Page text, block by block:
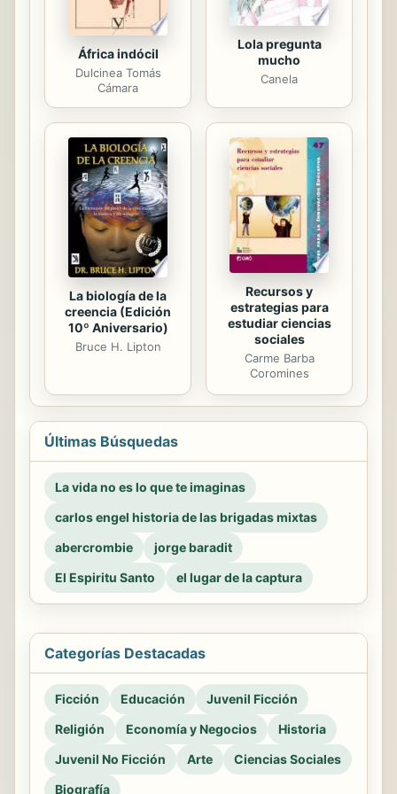
África indócil
Dulcinea Tomás
Cámara
Lola pregunta
mucho
Canela
La biología de la
creencia (Edición
10º Aniversario)
Bruce H. Lipton
Recursos y
estrategias para
estudiar ciencias
sociales
Carme Barba
Coromines
Últimas Búsquedas
La vida no es lo que te imaginas
carlos engel historia de las brigadas mixtas
abercrombie
jorge baradit
El Espiritu Santo
el lugar de la captura
Categorías Destacadas
Ficción Educación
Juvenil Ficción
Religión
Economía y Negocios
Historia
Juvenil No Ficción
Arte
Ciencias Sociales
Biografía